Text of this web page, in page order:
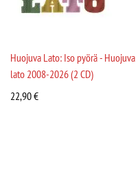
Huojuva Lato: Iso pyörä - Huojuva
lato 2008-2026 (2 CD)
22,90€